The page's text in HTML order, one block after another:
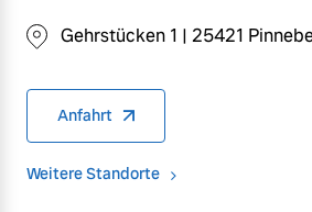
Jetzt
Finanzierung & Leasing
Gehrstücken 1 | 25421
Anfahrt
Weitere Standorte